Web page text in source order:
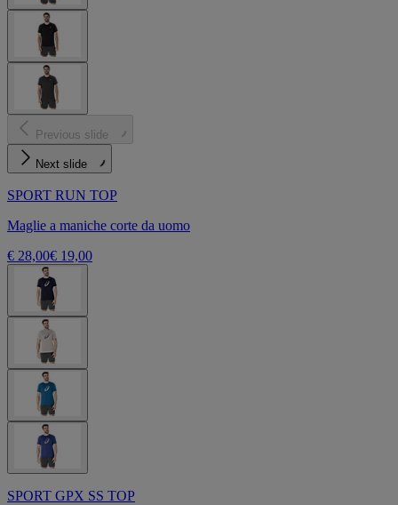
Previous slide
Next slide
SPORT RUN TOP
Maglie a maniche corte da uomo
€ 28,00€ 19,00
SPORT GPX SS TOP